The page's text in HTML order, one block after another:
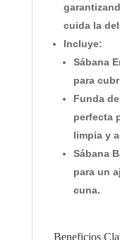
cuida la
Incluye:
Sábana
para
Funda
perfecta
limpia y
Sábana
para un
cuna.
Beneficios